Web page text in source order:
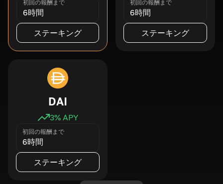
初回の報酬まで
6時間
ステーキング
初回の報酬まで
6時間
ステーキング
DAI
3% APY
初回の報酬まで
6時間
ステーキング